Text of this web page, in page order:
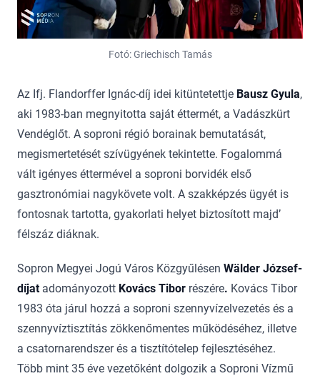
Fotó: Griechisch Tamás
Az Ifj. Flandorffer Ignác-díj idei kitüntetettje Bausz Gyula,
aki 1983-ban megnyitotta saját éttermét, a Vadászkürt
Vendéglőt. A soproni régió borainak bemutatását,
megismertetését szívügyének tekintette. Fogalommá
vált igényes éttermével a soproni borvidék első
gasztronómiai nagykövete volt. A szakképzés ügyét is
fontosnak tartotta, gyakorlati helyet biztosított majd’
félszáz diáknak.
Sopron Megyei Jogú Város Közgyűlésen Wälder József-
díjat adományozott Kovács Tibor részére. Kovács Tibor
1983 óta járul hozzá a soproni szennyvízelvezetés és a
szennyvíztisztítás zökkenőmentes működéséhez, illetve
a csatornarendszer és a tisztítótelep fejlesztéséhez.
Több mint 35 éve vezetőként dolgozik a Soproni Vízmű